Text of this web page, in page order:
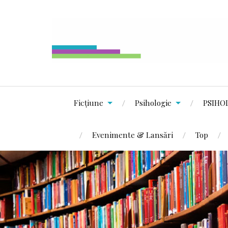
Ficțiune Psihologie
Evenimente & Lansări Top